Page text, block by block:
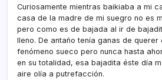
Curiosamente mientras baikiaba a mi
casa de la madre de mi suegro no es
pero como es de bajada al ir de
lleno. De antaño tení­a ganas de
fenómeno sueco pero nunca hasta
en su totalidad, esa bajadita éste dí­a
aire olí­a a putrefacción.